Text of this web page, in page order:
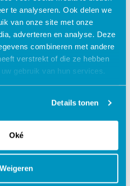
te analyseren. Ook delen we
van onze site met onze
adverteren en analyse. Deze
combineren met andere
verstrekt of die ze hebben
gebruik van hun services.
Details tonen
Oké
Weigeren